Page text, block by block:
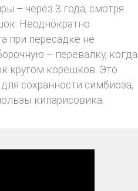
– через 3 года, смотря
Неоднократно
при пересадке не
– перевалку, когда
кругом корешков. Это
сохранности симбиоза,
кипарисовика.